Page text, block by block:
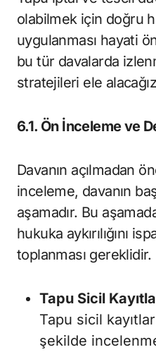
olabilmek için doğru
uygulanması hayati
bu tür davalarda
stratejileri ele
6.1. Ön İnceleme ve
Davanın açılmadan
inceleme, davanın
aşamadır. Bu
hukuka aykırılığını
toplanması gereklidir.
Tapu Sicil
Tapu sicil
şekilde